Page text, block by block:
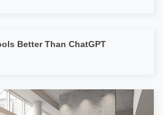
Better Than ChatGPT